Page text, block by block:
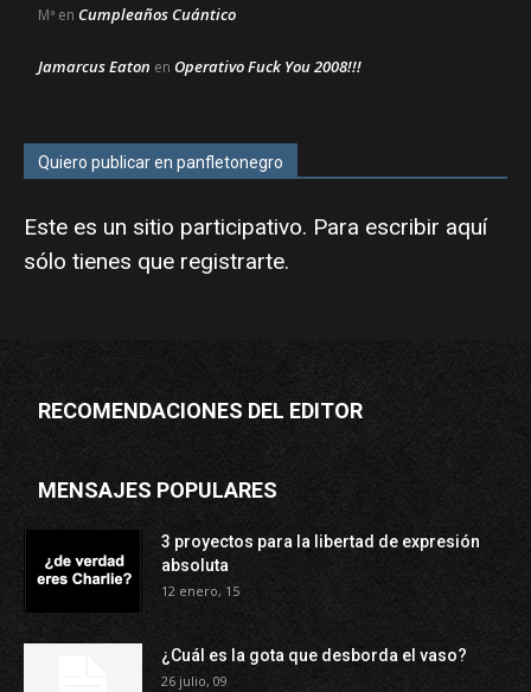
Mª en Cumpleaños Cuántico
Jamarcus Eaton en Operativo Fuck You 2008!!!
Quiero publicar en panfletonegro
Este es un sitio participativo. Para escribir aquí
sólo tienes que registrarte.
RECOMENDACIONES DEL EDITOR
MENSAJES POPULARES
3 proyectos para la libertad de expresión
absoluta
12 enero, 15
¿Cuál es la gota que desborda el vaso?
26 julio, 09